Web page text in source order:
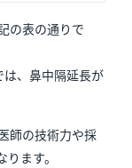
の表の通りで
、鼻中隔延長が
師の技術力や採
ます。